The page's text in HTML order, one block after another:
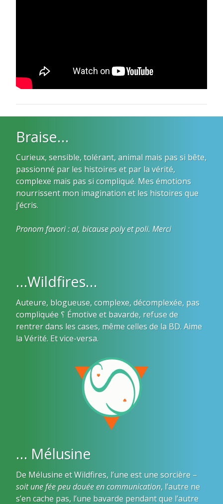
Braise…
Curieux, sensible, tolérant, animal mais pas si bête,
passionné par les histoires et par la vérité,
complexe mais pas si compliqué. Mes émotions
nourrissent mon imagination et les histoires que
j’écris.
Pronom favori : al, bicause poly et poli. Merci
…Wildfires…
Auteure, blogueuse, complexe, décomplexée, pas
compliquée ؟ Émotive et bavarde, refuse de
rentrer dans les cases, même celles de la BD. Aime
la Vérité. Et vice-versa.
… Mélusine
De Mélusine et Wildfires, l’une est une sorcière –
soit une fée peu douée en communication, l’autre ne
s’en cache pas, l’une bavarde pendant que l’autre